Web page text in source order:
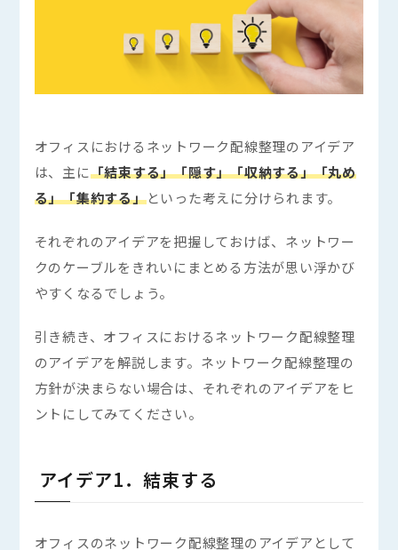
オフィスにおけるネットワーク配線整理のアイデア
は、主に「結束する」「隠す」「収納する」「丸め
る」「集約する」といった考えに分けられます。
それぞれのアイデアを把握しておけば、ネットワー
クのケーブルをきれいにまとめる方法が思い浮かび
やすくなるでしょう。
引き続き、オフィスにおけるネットワーク配線整理
のアイデアを解説します。ネットワーク配線整理の
方針が決まらない場合は、それぞれのアイデアをヒ
ントにしてみてください。
アイデア1．結束する
オフィスのネットワーク配線整理のアイデアとして